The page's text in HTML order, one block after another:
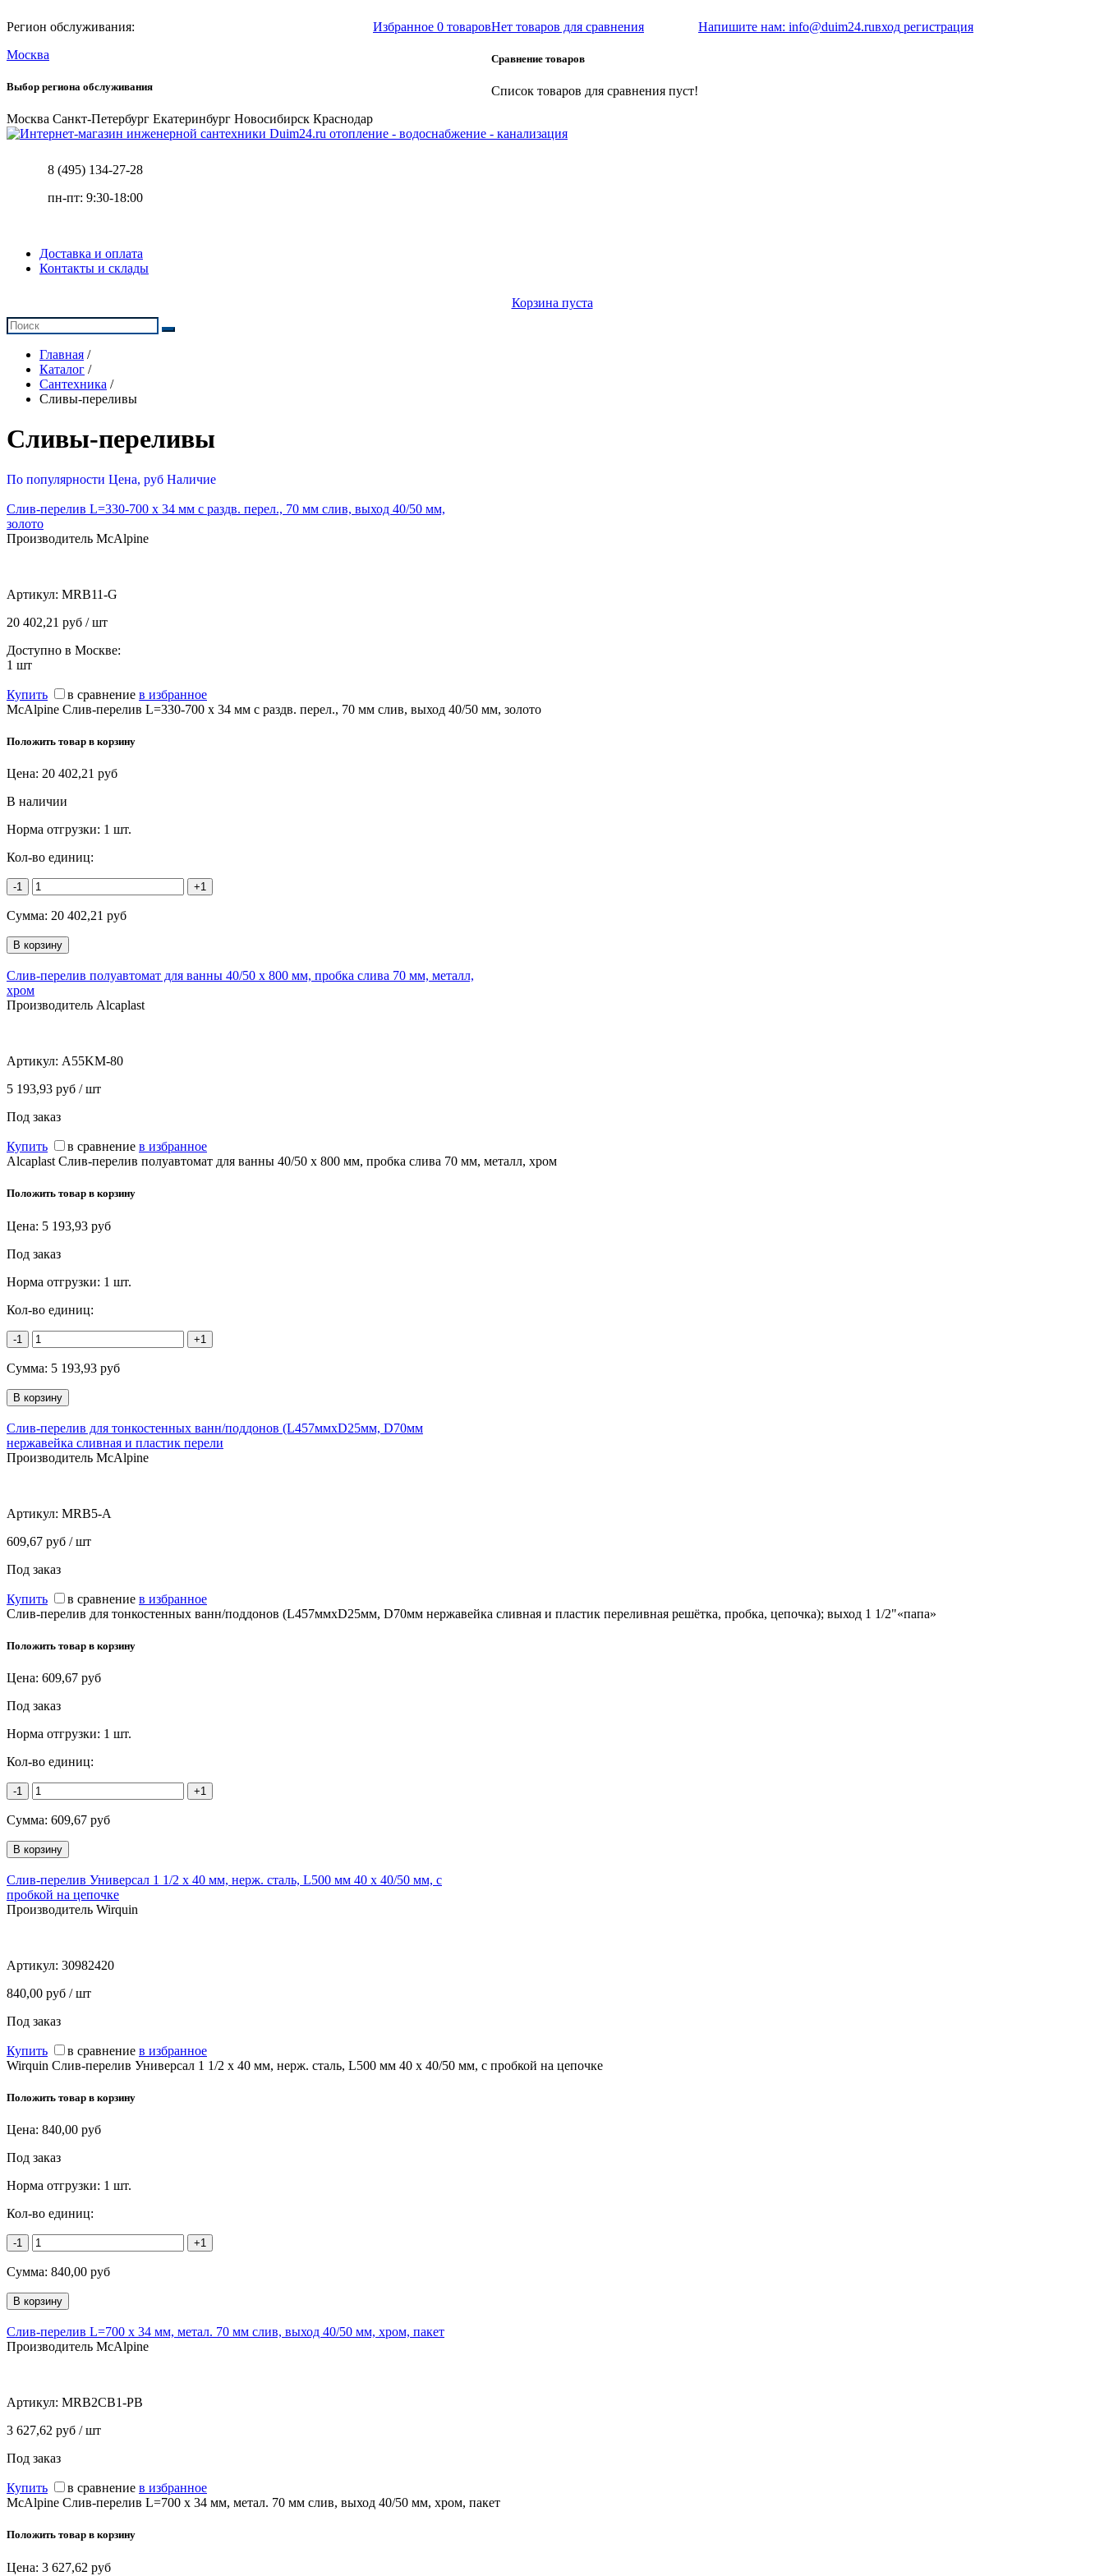
Регион обслуживания:
Москва
Выбор региона обслуживания
Москва Санкт-Петербург Екатеринбург Новосибирск Краснодар
Избранное 0 товаровНет товаров для сравнения
Сравнение товаров
Список товаров для сравнения пуст!
Напишите нам: info@duim24.ruвход регистрация
отопление - водоснабжение - канализация
8 (495) 134-27-28
пн-пт: 9:30-18:00
Доставка и оплата
Контакты и склады
Корзина пуста
Главная /
Каталог /
Сантехника /
Сливы-переливы
Сливы-переливы
По популярности Цена, руб Наличие
Слив-перелив L=330-700 х 34 мм с раздв. перел., 70 мм слив, выход 40/50 мм,
золото
Производитель McAlpine
Артикул: MRB11-G
20 402,21 руб / шт
Доступно в Москве:
1 шт
Купить в сравнение в избранное
McAlpine Слив-перелив L=330-700 х 34 мм с раздв. перел., 70 мм слив, выход 40/50 мм, золото
Положить товар в корзину
Цена: 20 402,21 руб
В наличии
Норма отгрузки: 1 шт.
Кол-во единиц:
-1 +1
Сумма: 20 402,21 руб
Слив-перелив полуавтомат для ванны 40/50 x 800 мм, пробка слива 70 мм, металл,
хром
Производитель Alcaplast
Артикул: A55KM-80
5 193,93 руб / шт
Под заказ
Купить в сравнение в избранное
Alcaplast Слив-перелив полуавтомат для ванны 40/50 x 800 мм, пробка слива 70 мм, металл, хром
Положить товар в корзину
Цена: 5 193,93 руб
Под заказ
Норма отгрузки: 1 шт.
Кол-во единиц:
-1 +1
Сумма: 5 193,93 руб
Слив-перелив для тонкостенных ванн/поддонов (L457ммхD25мм, D70мм
нержавейка сливная и пластик перели
Производитель McAlpine
Артикул: MRB5-A
609,67 руб / шт
Под заказ
Купить в сравнение в избранное
Слив-перелив для тонкостенных ванн/поддонов (L457ммхD25мм, D70мм нержавейка сливная и пластик переливная решётка, пробка, цепочка); выход 1 1/2"«папа»
Положить товар в корзину
Цена: 609,67 руб
Под заказ
Норма отгрузки: 1 шт.
Кол-во единиц:
-1 +1
Сумма: 609,67 руб
Слив-перелив Универсал 1 1/2 х 40 мм, нерж. сталь, L500 мм 40 х 40/50 мм, с
пробкой на цепочке
Производитель Wirquin
Артикул: 30982420
840,00 руб / шт
Под заказ
Купить в сравнение в избранное
Wirquin Слив-перелив Универсал 1 1/2 х 40 мм, нерж. сталь, L500 мм 40 х 40/50 мм, с пробкой на цепочке
Положить товар в корзину
Цена: 840,00 руб
Под заказ
Норма отгрузки: 1 шт.
Кол-во единиц:
-1 +1
Сумма: 840,00 руб
Слив-перелив L=700 х 34 мм, метал. 70 мм слив, выход 40/50 мм, хром, пакет
Производитель McAlpine
Артикул: MRB2CB1-PB
3 627,62 руб / шт
Под заказ
Купить в сравнение в избранное
McAlpine Слив-перелив L=700 х 34 мм, метал. 70 мм слив, выход 40/50 мм, хром, пакет
Положить товар в корзину
Цена: 3 627,62 руб